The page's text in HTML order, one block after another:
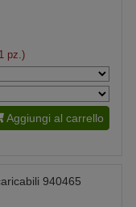
pz.)
Aggiungi al carrello
940465